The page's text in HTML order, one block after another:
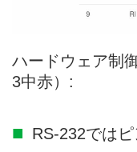
ハードウェア制
3中赤）:
RS-232では